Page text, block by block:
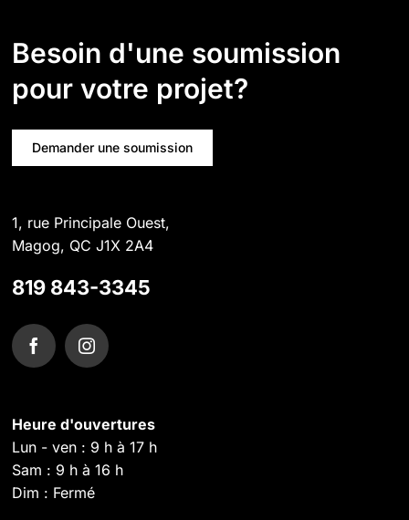
Besoin d'une soumission
pour votre projet?
Demander une soumission
1, rue Principale Ouest,
Magog, QC J1X 2A4
819 843-3345
Heure d'ouvertures
Lun - ven : 9 h à 17 h
Sam : 9 h à 16 h
Dim : Fermé